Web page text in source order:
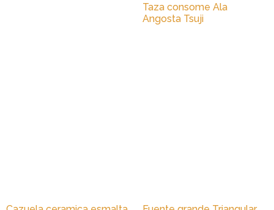
Taza consome Ala
Angosta Tsuji